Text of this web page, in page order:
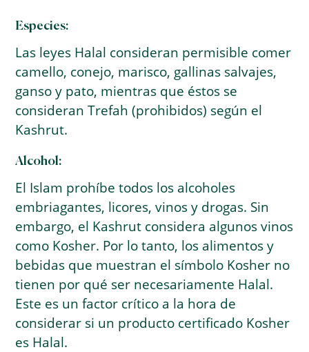
Especies:
Las leyes Halal consideran permisible comer
camello, conejo, marisco, gallinas salvajes,
ganso y pato, mientras que éstos se
consideran Trefah (prohibidos) según el
Kashrut.
Alcohol:
El Islam prohíbe todos los alcoholes
embriagantes, licores, vinos y drogas. Sin
embargo, el Kashrut considera algunos vinos
como Kosher. Por lo tanto, los alimentos y
bebidas que muestran el símbolo Kosher no
tienen por qué ser necesariamente Halal.
Este es un factor crítico a la hora de
considerar si un producto certificado Kosher
es Halal.